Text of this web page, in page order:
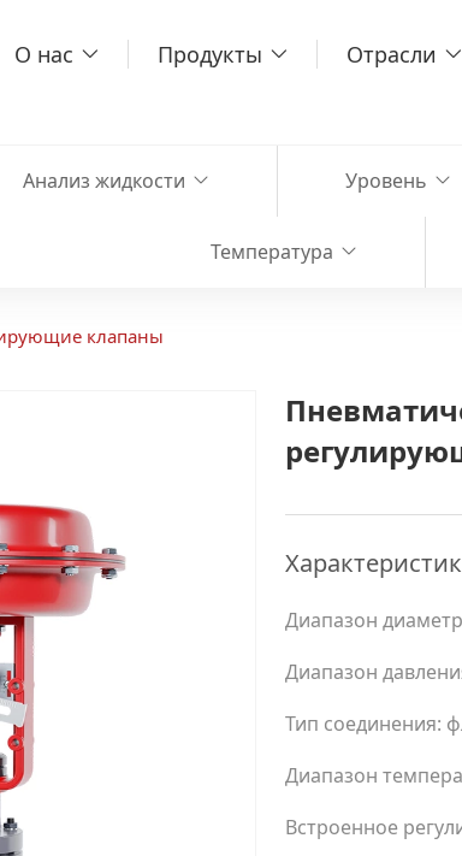
О нас Продукты Отрасли
Анализ жидкости Уровень
Температура
клапаны
Диапазон
Диапазон
Тип соединения:
Диапазон
Встроенное